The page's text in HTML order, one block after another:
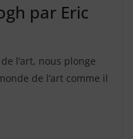
par Eric
l’art, nous plonge
de l’art comme il